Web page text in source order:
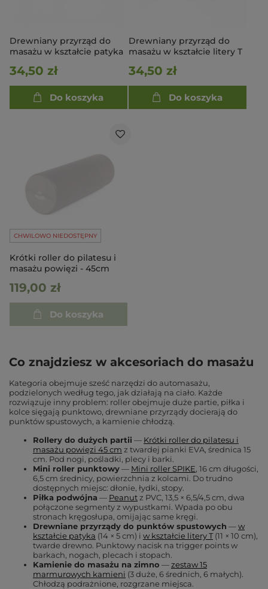
Drewniany przyrząd do
masażu w kształcie patyka
34,50 zł
Do koszyka
Drewniany przyrząd do
masażu w kształcie litery T
34,50 zł
Do koszyka
CHWILOWO NIEDOSTĘPNY
Krótki roller do pilatesu i
masażu powięzi - 45cm
119,00 zł
Do koszyka
Co znajdziesz w akcesoriach do masażu
Kategoria obejmuje sześć narzędzi do automasażu,
podzielonych według tego, jak działają na ciało. Każde
rozwiązuje inny problem: roller obejmuje duże partie, piłka i
kolce sięgają punktowo, drewniane przyrządy docierają do
punktów spustowych, a kamienie chłodzą.
Rollery do dużych partii — Krótki roller do pilatesu i
masażu powięzi 45 cm z twardej pianki EVA, średnica 15
cm. Pod nogi, pośladki, plecy i barki.
Mini roller punktowy— Mini roller SPIKE, 16 cm długości,
6,5 cm średnicy, powierzchnia z kolcami. Do trudno
dostępnych miejsc: dłonie, łydki, stopy.
Piłka podwójna — Peanutz PVC, 13,5 × 6,5/4,5 cm, dwa
połączone segmenty z wypustkami. Wpada po obu
stronach kręgosłupa, omijając same kręgi.
Drewniane przyrządy do punktów spustowych —w
kształcie patyka (14 × 5 cm) i w kształcie litery T (11 × 10 cm),
twarde drewno. Punktowy nacisk na trigger points w
barkach, nogach, plecach i stopach.
Kamienie do masażu na zimno —zestaw 15
marmurowych kamieni (3 duże, 6 średnich, 6 małych).
Chłodzą podrażnione, rozgrzane miejsca.